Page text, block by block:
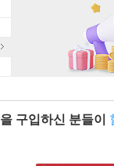
구입하신 분들이